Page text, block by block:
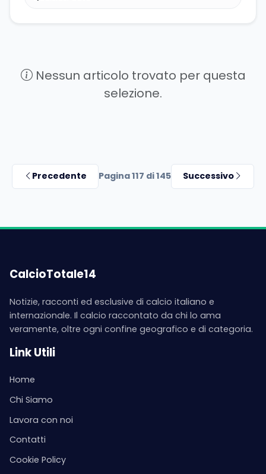
Nessun articolo trovato per questa
selezione.
Precedente Pagina 117 di 145 Successivo
CalcioTotale14
Notizie, racconti ed esclusive di calcio italiano e
internazionale. Il calcio raccontato da chi lo ama
veramente, oltre ogni confine geografico e di categoria.
Link Utili
Home
Chi Siamo
Lavora con noi
Contatti
Cookie Policy